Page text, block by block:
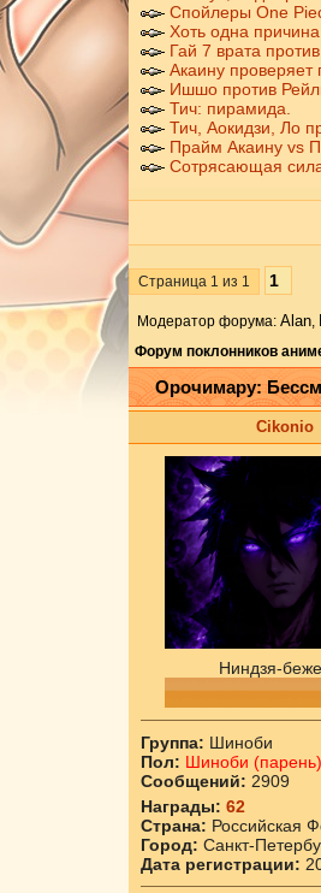
Спойлеры One
Хоть одна причина
Гай 7 врата против
Акаину проверяет
Ишшо против
Тич: пирамида.
Тич, Аокидзи, Ло
Прайм Акаину vs
Сотрясающая сила
Страница 1 из 1 1
Модератор форума: Аlаn,
Форум поклонников
Орочимару:
Cikоnio
Ниндзя-
Группа: Шиноби
Пол: Шиноби (парень)
Сообщений: 2909
Награды: 62
Страна: Российская
Город: Санкт-
Дата регистрации: